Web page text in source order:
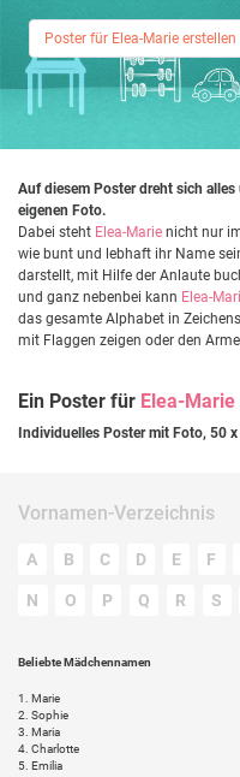
Poster für Elea-Marie erstellen
Auf diesem Poster dreht sich alles
eigenen Foto.
Dabei steht Elea-Marie nicht nur
wie bunt und lebhaft ihr Name
darstellt, mit Hilfe der Anlaute
und ganz nebenbei kann Elea-
das gesamte Alphabet in
mit Flaggen zeigen oder den
Ein Poster für Elea-Marie
Individuelles Poster mit Foto, 50
Vornamen-Verzeichnis
A B C D E F
N O P Q R S
Beliebte Mädchennamen
1. Marie
2. Sophie
3. Maria
4. Charlotte
5. Emilia